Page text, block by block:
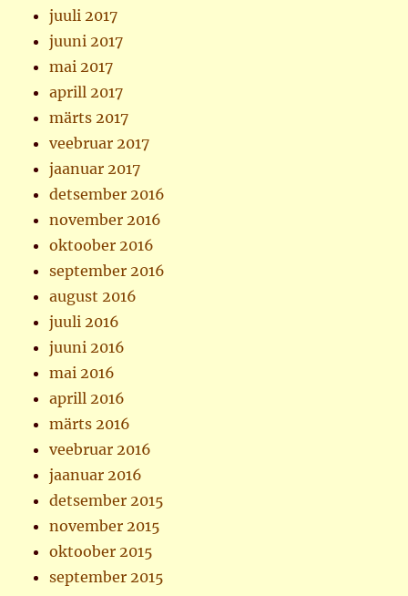
juuli 2017
juuni 2017
mai 2017
aprill 2017
märts 2017
veebruar 2017
jaanuar 2017
detsember 2016
november 2016
oktoober 2016
september 2016
august 2016
juuli 2016
juuni 2016
mai 2016
aprill 2016
märts 2016
veebruar 2016
jaanuar 2016
detsember 2015
november 2015
oktoober 2015
september 2015